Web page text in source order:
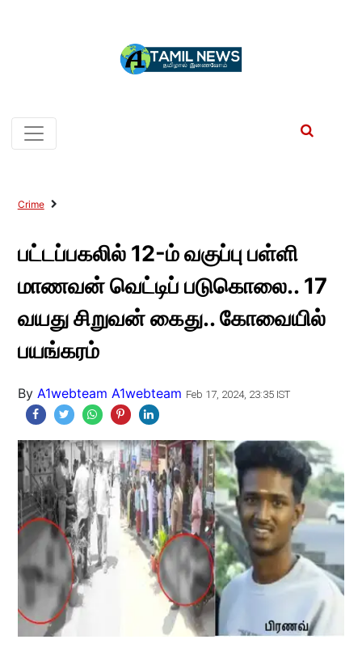
Crime
பட்டப்பகலில் 12-ம் வகுப்பு பள்ளி
மாணவன் வெட்டிப் படுகொலை.. 17
வயது சிறுவன் கைது.. கோவையில்
பயங்கரம்
By A1webteam A1webteam Feb 17, 2024, 23:35 IST